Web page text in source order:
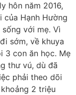
hôn năm 2016,
của Hạnh Hường
với mẹ. Vì
sớm, về khuya
3 con ăn học. Mẹ
thư vú, dù đã
phải theo dõi
2 triệu